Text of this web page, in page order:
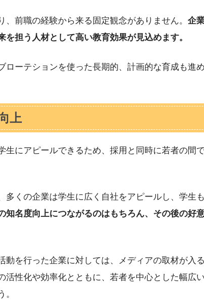
、前職の経験から来る固定観念がありません。 企
を担う人材として高い教育効果が見込めます。
ローテションを使った長期的、計画的な育成も進
上
生にアピールできるため、採用と同時に若者の間
多くの企業は学生に広く自社をアピールし、学生
知名度向上につながるのはもちろん、その後の好
動を行った企業に対しては、メディアの取材が入
活性化や効率化とともに、若者を中心とした幅広
。